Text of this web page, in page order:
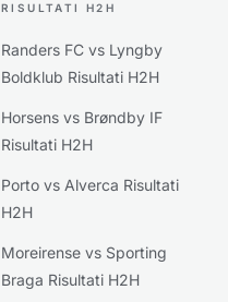
RISULTATI H2H
Randers FC vs Lyngby
Boldklub Risultati H2H
Horsens vs Brøndby IF
Risultati H2H
Porto vs Alverca Risultati
H2H
Moreirense vs Sporting
Braga Risultati H2H